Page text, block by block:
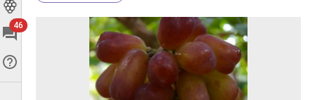
46